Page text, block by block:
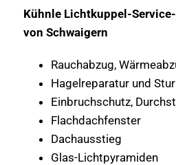
Kühnle Lichtkuppel-
von Schwaigern
Rauchabzug,
Hagelreparatur und
Einbruchschutz,
Flachdachfenster
Dachausstieg
Glas-Lichtpyramiden